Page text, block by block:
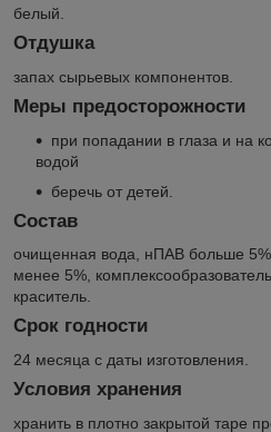
белый.
Отдушка
запах сырьевых компонентов.
Меры предосторожности
при попадании в глаза и на
водой
беречь от детей.
Состав
очищенная вода, нПАВ больше
менее 5%,
краситель.
Срок годности
24 месяца с даты изготовления.
Условия хранения
хранить в плотно закрытой таре